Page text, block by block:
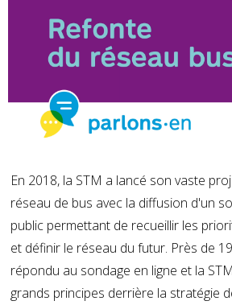
En 2018, la STM a lancé son vaste
réseau de bus avec la diffusion d'un
public permettant de recueillir les
et définir le réseau du futur. Près de
répondu au sondage en ligne et la
grands principes derrière la stratégie